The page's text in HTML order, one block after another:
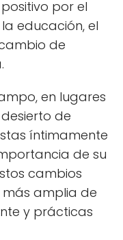
por el
educación, el
de
en lugares
de
íntimamente
de su
cambios
amplia de
y prácticas